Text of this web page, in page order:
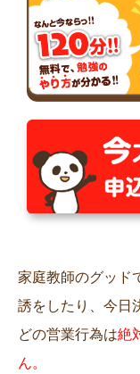
家庭教師のグッド
誘をしたり、今日
どの営業行為は絶
ん。